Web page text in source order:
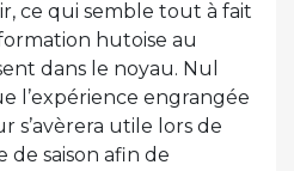
ce qui semble tout à fait
hutoise au
dans le noyau. Nul
l’expérience engrangée
s’avèrera utile lors de
saison afin de